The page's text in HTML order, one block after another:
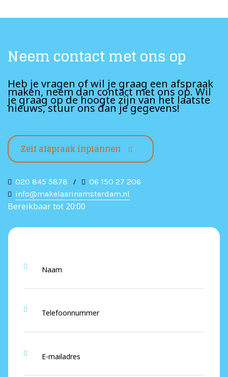
Neem contact met ons op
Heb je vragen of wil je graag een afspraak
maken, neem dan contact met ons op. Wil
je graag op de hoogte zijn van het laatste
nieuws, stuur ons dan je gegevens!
Zelf afspraak inplannen
020 845 5878 /
06 150 27 206
info@makelaarinamsterdam.nl
Bereikbaar tot 20:00